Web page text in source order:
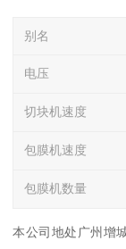
别名
电压
切块机速度
包膜机速度
包膜机数量
本公司地处广州增